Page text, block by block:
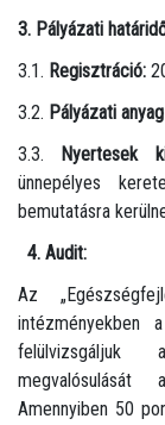
3. Pályázati
3.1. Regisztráció:
3.2. Pályázati
3.3. Nyertesek
ünnepélyes
bemutatásra
4. Audit:
Az
intézményekben
felülvizsgáljuk
megvalósulását
Amennyiben 50